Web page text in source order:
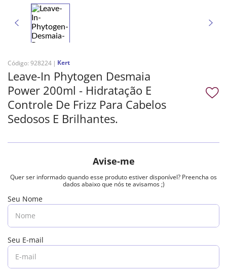
Código: 928224 Kert
Leave-In Phytogen Desmaia
Power 200ml - Hidratação E
Controle De Frizz Para Cabelos
Sedosos E Brilhantes.